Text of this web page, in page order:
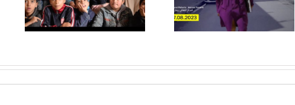
Jilani Saadi,
août 2023, au
Bach
juillet